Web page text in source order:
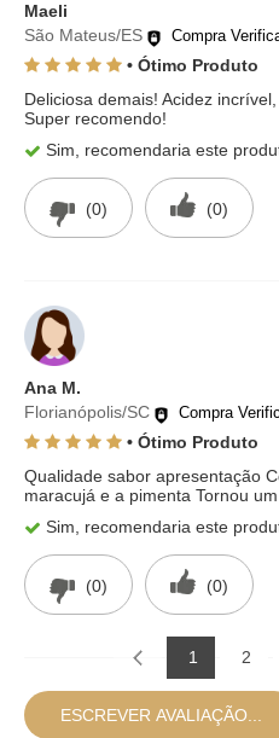
Maeli
São Mateus/ES
Compra
• Ótimo Produto
Deliciosa demais! Acidez
Super recomendo!
Sim, recomendaria este
(0) (0)
Ana M.
Florianópolis/SC
Compra
• Ótimo Produto
Qualidade sabor apresentação
maracujá e a pimenta Tornou
Sim, recomendaria este
(0) (0)
1 2
ESCREVER AVALIAÇÃO...